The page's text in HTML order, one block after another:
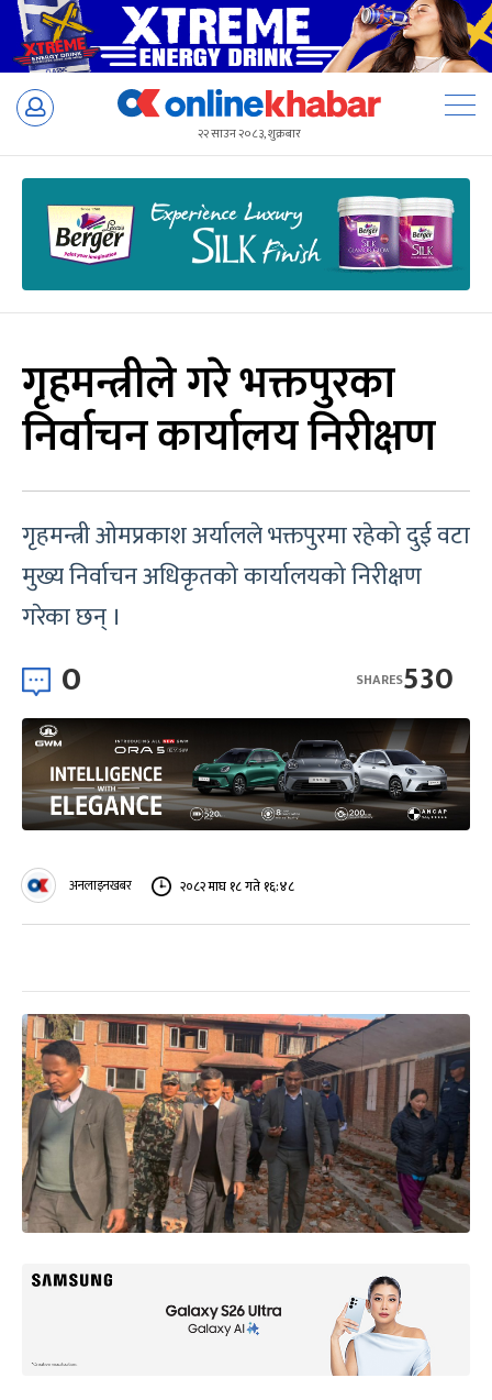
Skip
२२ साउन २०८३, शुक्रबार
गृहमन्त्रीले गरे भक्तपुरका
निर्वाचन कार्यालय निरीक्षण
गृहमन्त्री ओमप्रकाश अर्यालले भक्तपुरमा रहेको दुई वटा
मुख्य निर्वाचन अधिकृतको कार्यालयको निरीक्षण
गरेका छन् ।
0 530
SHARES
अनलाइनखबर २०८२ माघ १८ गते १६:४८